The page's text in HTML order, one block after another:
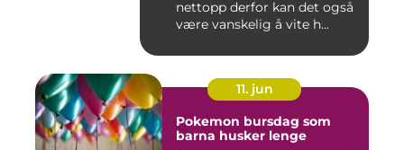
nettopp derfor kan det også
være vanskelig å vite h...
11. jun
Pokemon bursdag som
barna husker lenge